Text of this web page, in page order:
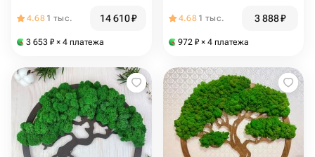
4.68 1 тыс. 14 610₽
3 653 ₽ × 4 платежа
4.68 1 тыс. 3 888₽
972 ₽ × 4 платежа